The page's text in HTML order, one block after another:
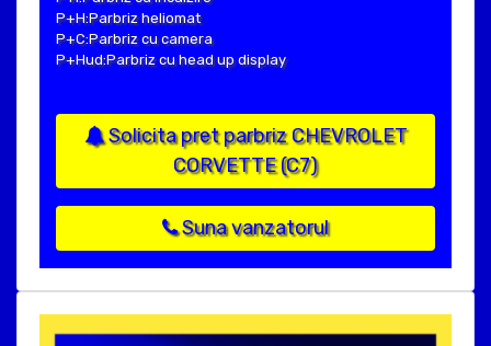
P+H:Parbriz heliomat
P+C:Parbriz cu camera
P+Hud:Parbriz cu head up display
Solicita pret parbriz CHEVROLET
CORVETTE (C7)
Suna vanzatorul